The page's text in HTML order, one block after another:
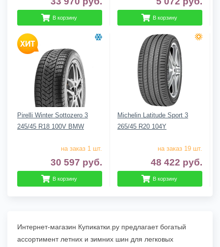
В корзину В корзину
Pirelli Winter Sottozero 3
245/45 R18 100V BMW
на заказ 1 шт.
30 597 руб.
В корзину
Michelin Latitude Sport 3
265/45 R20 104Y
на заказ 19 шт.
48 422 руб.
В корзину
Интернет-магазин Купикатки.ру предлагает богатый
ассортимент летних и зимних шин для легковых